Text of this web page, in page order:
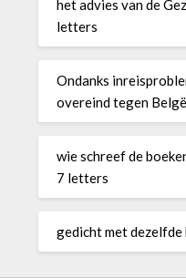
het advies van de
letters
Ondanks
overeind tegen
wie schreef de
7 letters
gedicht met